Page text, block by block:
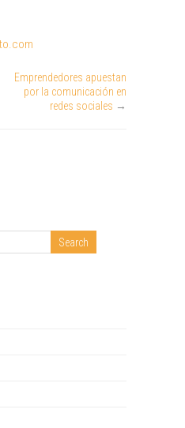
Emprendedores apuestan
por la comunicación en
redes sociales →